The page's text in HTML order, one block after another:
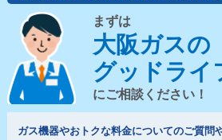
まずは
大阪ガスの
グッドライ
にご相談ください！
ガス機器やおトクな料金についてのご質問